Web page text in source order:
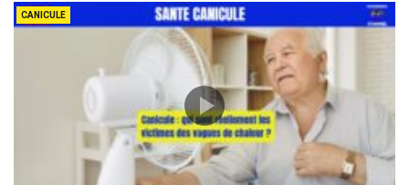
CANICULE